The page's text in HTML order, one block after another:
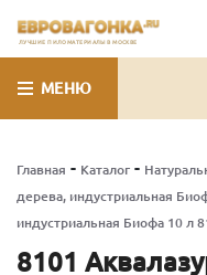
ЛУЧШИЕ ПИЛОМАТЕРИАЛЫ В МОСКВЕ
МЕНЮ
Главная - Каталог -
дерева, индустриальная
индустриальная Биофа 10 л
8101